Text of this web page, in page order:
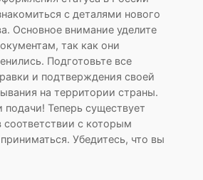
с деталями нового
Основное внимание уделите
так как они
Подготовьте все
и подтверждения своей
на территории страны.
подачи! Теперь существует
соответствии с которым
Убедитесь, что вы